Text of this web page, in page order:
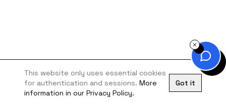
This website only uses essential cookies
for authentication and sessions. More
information in our Privacy Policy.
Got it